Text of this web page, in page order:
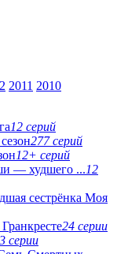
2011 2010
12 серий
277 серий
12+ серий
— худшего ...12
Моя
24 серии
серии